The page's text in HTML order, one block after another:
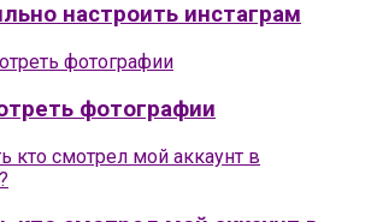
настроить инстаграм
фотографии